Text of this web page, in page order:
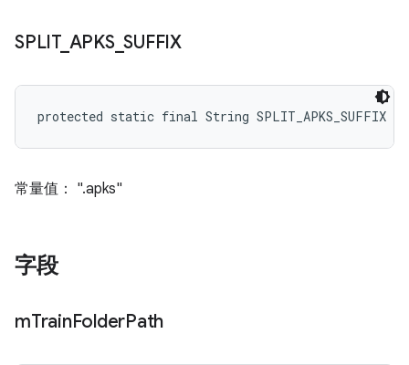
SPLIT_ APKS_SUFFIX
protected static final String SPLIT_APKS_SUFFIX
常量值： ".apks"
字段
mTrainFolderPath